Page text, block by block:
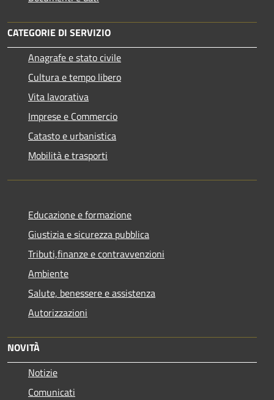
CATEGORIE DI SERVIZIO
Anagrafe e stato civile
Cultura e tempo libero
Vita lavorativa
Imprese e Commercio
Catasto e urbanistica
Mobilità e trasporti
Educazione e formazione
Giustizia e sicurezza pubblica
Tributi,finanze e contravvenzioni
Ambiente
Salute, benessere e assistenza
Autorizzazioni
NOVITÀ
Notizie
Comunicati